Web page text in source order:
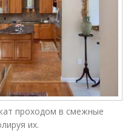
проходом в смежные
их.